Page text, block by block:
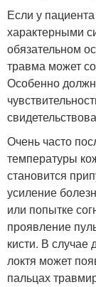
Если у
характерными
обязательном
травма может
Особенно
Очень часто
температуры
становится
усиление
или попытке
проявление
кисти. В
локтя может
пальцах